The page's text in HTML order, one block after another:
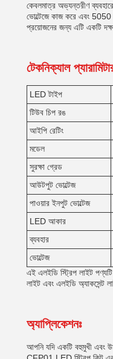
কেবলমাত্র অভ্যন্তরীণ
ভোল্টেজে কাজ করে এবং
প্রয়োজনের জন্য এটি একটি দক্ষ
টেকনিক্যাল
LED টাইপ
টিউব চিপ রঙ
আইপি রেটিং
মডেল
সুরক্ষা গ্রেড
আউটপুট ভোল্টেজ
পাওয়ার ইনপুট ভোল্টেজ
LED আকার
ব্যবহার
ভোল্টেজ
এই এলইডি স্ট্রিপ লাইট
লাইট এবং এলইডি অ্যাকসেন্ট
অ্যাপ্লিকেশনঃ
আপনি যদি একটি বহুমুখী এবং